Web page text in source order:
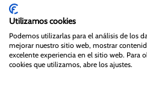
Aviso Legal|Política de
y mantenida por
Utilizamos cookies
Podemos utilizarlas para el análisis de los
mejorar nuestro sitio web, mostrar
excelente experiencia en el sitio web. Para
cookies que utilizamos, abre los ajustes.